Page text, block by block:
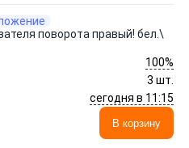
поворота правый! бел.\
100%
3 шт.
сегодня в 11:15
В корзину